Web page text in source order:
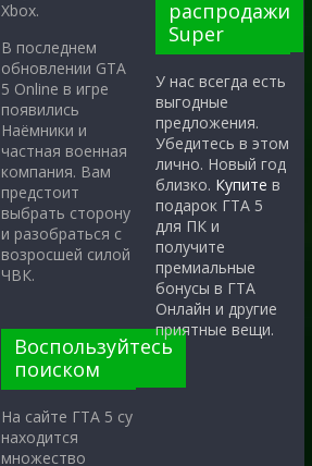
Xbox.
В последнем
обновлении GTA
5 Online в игре
появились
Наёмники и
частная военная
компания. Вам
предстоит
выбрать сторону
и разобраться с
возросшей силой
ЧВК.
Воспользуйтесь
поиском
На сайте ГТА 5 су
находится
множество
распродажи
Super
У нас всегда есть
выгодные
предложения.
Убедитесь в этом
лично. Новый год
близко. Купите в
подарок ГТА 5
для ПК и
получите
премиальные
бонусы в ГТА
Онлайн и другие
приятные вещи.